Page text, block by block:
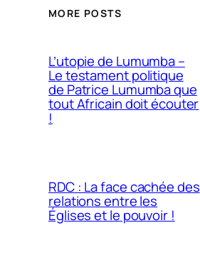
MORE POSTS
L’utopie de Lumumba –
Le testament politique
de Patrice Lumumba que
tout Africain doit écouter
!
RDC : La face cachée des
relations entre les
Églises et le pouvoir !